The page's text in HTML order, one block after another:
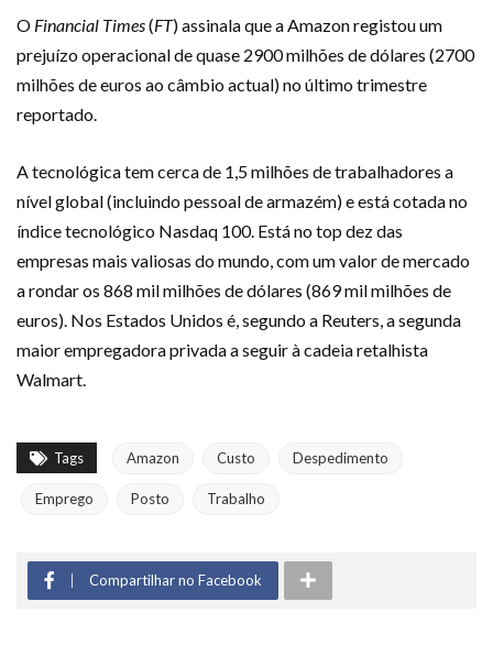
O Financial Times(FT) assinala que a Amazon registou um
prejuízo operacional de quase 2900 milhões de dólares (2700
milhões de euros ao câmbio actual) no último trimestre
reportado.
A tecnológica tem cerca de 1,5 milhões de trabalhadores a
nível global (incluindo pessoal de armazém) e está cotada no
índice tecnológico Nasdaq 100. Está no top dez das
empresas mais valiosas do mundo, com um valor de mercado
a rondar os 868 mil milhões de dólares (869 mil milhões de
euros). Nos Estados Unidos é, segundo a Reuters, a segunda
maior empregadora privada a seguir à cadeia retalhista
Walmart.
Tags Amazon Custo Despedimento
Emprego Posto Trabalho
Compartilhar no Facebook